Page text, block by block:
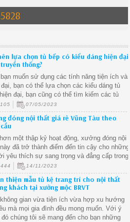
lựa chọn tủ bếp có kiểu dáng hiện đại
thống?
bạn muốn sử dụng các tính năng tiện ích và
đại, bạn có thể lựa chọn các kiểu dáng tủ
đại, bạn cũng có thể tìm kiếm các tủ
thống được cải tiến với các tính năng
đại để đáp ứng nhu cầu sử dụng hiện đại.
07/05/2023
đóng nội thất giá rẻ Vũng Tàu theo
một thập kỷ hoạt động, xưởng đóng nội
đã trở thành điểm đến tin cậy cho những
yêu thích sự sang trọng và đẳng cấp trong
gian sống của mình.
14/11/2023
thiện mẫu tủ kệ trang trí cho nội thất
khách tại xưởng mộc BRVT
gian vừa tiện ích vừa hợp xu hướng
mà mọi gia đình đều mong muốn. Với ý
đó chúng tôi sẽ mang đến cho bạn những